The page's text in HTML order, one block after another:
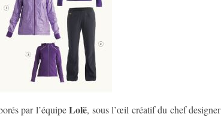
par l’équipeLolë, sous l’œil créatif du chef designer